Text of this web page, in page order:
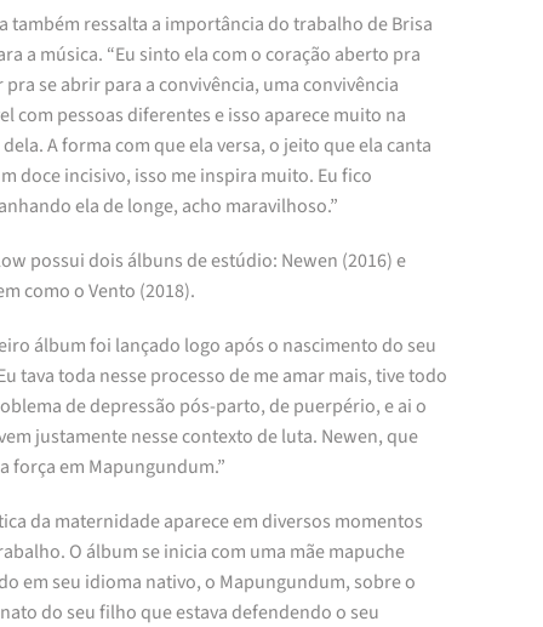
também ressalta a importância do trabalho de Brisa
a música. “Eu sinto ela com o coração aberto pra
pra se abrir para a convivência, uma convivência
com pessoas diferentes e isso aparece muito na
A forma com que ela versa, o jeito que ela canta
doce incisivo, isso me inspira muito. Eu fico
ela de longe, acho maravilhoso.”
possui dois álbuns de estúdio: Newen (2016) e
como o Vento (2018).
álbum foi lançado logo após o nascimento do seu
tava toda nesse processo de me amar mais, tive todo
de depressão pós-parto, de puerpério, e ai o
justamente nesse contexto de luta. Newen, que
força em Mapungundum.”
da maternidade aparece em diversos momentos
O álbum se inicia com uma mãe mapuche
em seu idioma nativo, o Mapungundum, sobre o
do seu filho que estava defendendo o seu